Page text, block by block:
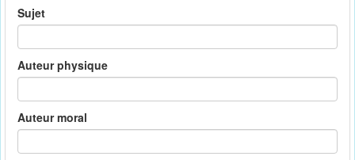
Sujet
Auteur physique
Auteur moral